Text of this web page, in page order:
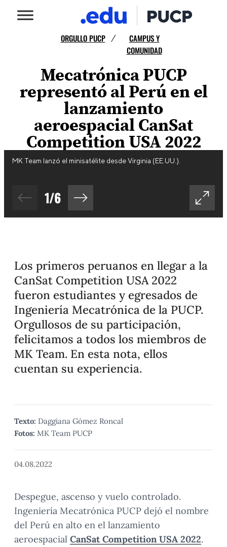
ORGULLO PUCP /
CAMPUS Y
COMUNIDAD
Mecatrónica PUCP
representó al Perú en el
lanzamiento
aeroespacial CanSat
Competition USA 2022
MK Team lanzó el minisatélite desde Virginia (EE.UU.).
1/6
Los primeros peruanos en llegar a la
CanSat Competition USA 2022
fueron estudiantes y egresados de
Ingeniería Mecatrónica de la PUCP.
Orgullosos de su participación,
felicitamos a todos los miembros de
MK Team. En esta nota, ellos
cuentan su experiencia.
Texto: Daggiana Gómez Roncal
Fotos: MK Team PUCP
04.08.2022
Despegue, ascenso y vuelo controlado.
Ingeniería Mecatrónica PUCP dejó el nombre
del Perú en alto en el lanzamiento
aeroespacial CanSat Competition USA 2022.